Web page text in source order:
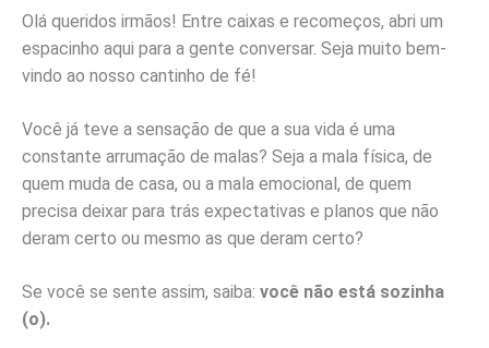
Olá queridos irmãos! Entre caixas e recomeços, abri um
espacinho aqui para a gente conversar. Seja muito bem-
vindo ao nosso cantinho de fé!
Você já teve a sensação de que a sua vida é uma
constante arrumação de malas? Seja a mala física, de
quem muda de casa, ou a mala emocional, de quem
precisa deixar para trás expectativas e planos que não
deram certo ou mesmo as que deram certo?
Se você se sente assim, saiba: você não está sozinha
(o).